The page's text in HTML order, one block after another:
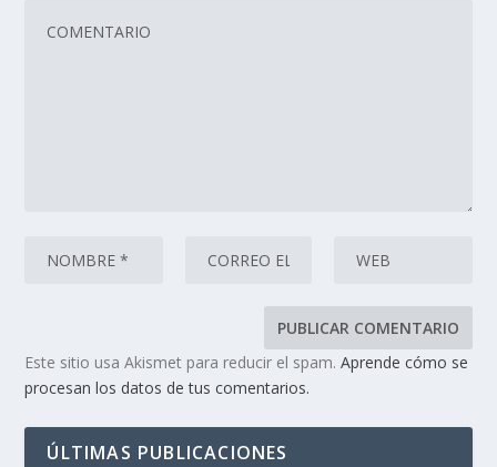
Este sitio usa Akismet para reducir el spam.Aprende cómo se
procesan los datos de tus comentarios.
ÚLTIMAS PUBLICACIONES